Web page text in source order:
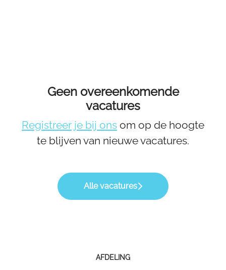
Geen overeenkomende
vacatures
Registreer je bij ons om op de hoogte
te blijven van nieuwe vacatures.
Alle vacatures
AFDELING